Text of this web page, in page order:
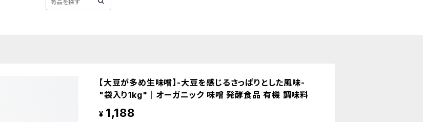
【大豆が多め生味噌】-大豆を感じるさっぱりとした風味-
"袋入り1kg"│オーガニック 味噌 発酵食品 有機 調味料
¥ 1,188